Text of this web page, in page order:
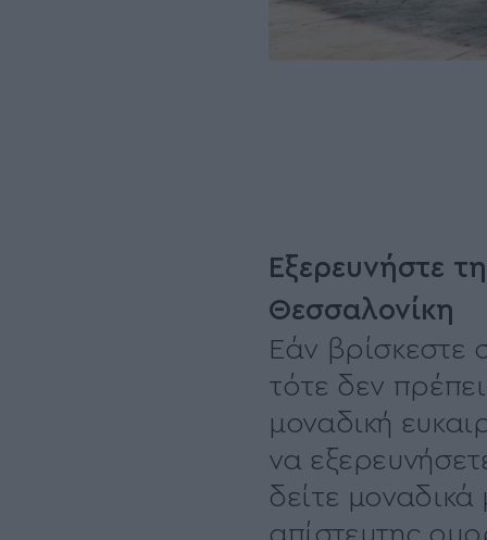
Εξερευνήστε
Θεσσαλονίκη
Εάν βρίσκεστε
τότε δεν
μοναδική
να
δείτε μοναδικά
απίστευτης